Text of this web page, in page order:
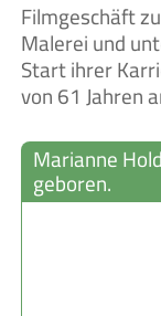
Filmgeschäft
Malerei und
Start ihrer
von 61 Jahren
Marianne
geboren.